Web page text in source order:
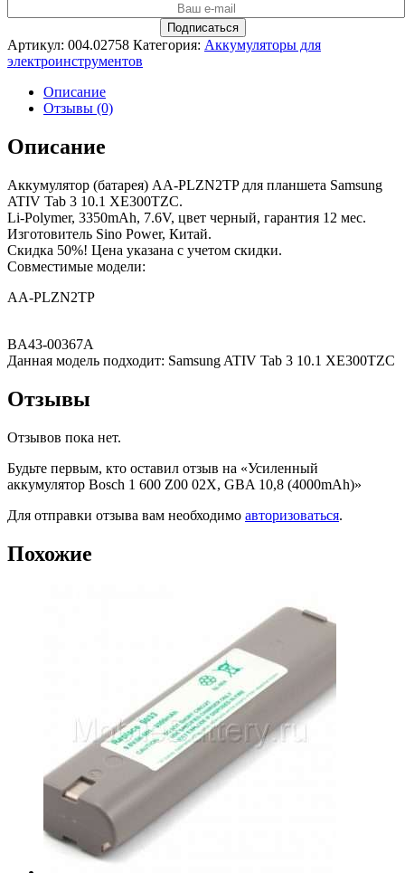
Артикул: 004.02758 Категория: Аккумуляторы для
электроинструментов
Описание
Отзывы (0)
Описание
Аккумулятор (батарея) AA-PLZN2TP для планшета Samsung
ATIV Tab 3 10.1 XE300TZC.
Li-Polymer, 3350mAh, 7.6V, цвет черный, гарантия 12 мес.
Изготовитель Sino Power, Китай.
Скидка 50%! Цена указана с учетом скидки.
Совместимые модели:
AA-PLZN2TP
BA43-00367A
Данная модель подходит: Samsung ATIV Tab 3 10.1 XE300TZC
Отзывы
Отзывов пока нет.
Будьте первым, кто оставил отзыв на «Усиленный
аккумулятор Bosch 1 600 Z00 02X, GBA 10,8 (4000mAh)»
Для отправки отзыва вам необходимо авторизоваться.
Похожие